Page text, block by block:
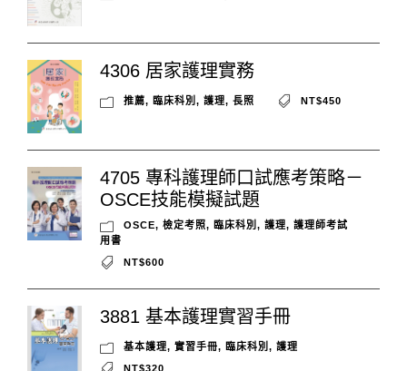
4306 居家護理實務
推薦, 臨床科別 , 護理, 長照 NT$450
4705 專科護理師口試應考策略－
OSCE技能模擬試題
OSCE, 檢定考照, 臨床科別 , 護理, 護理師考試
用書
NT$600
3881 基本護理實習手冊
基本護理, 實習手冊, 臨床科別 , 護理
NT$320